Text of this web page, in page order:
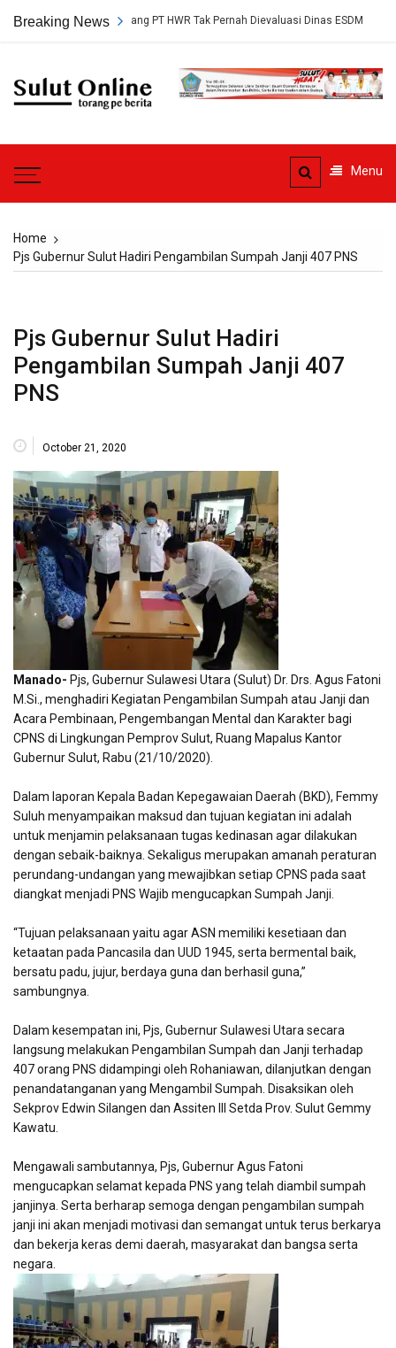
Breaking News
Tambang PT HWR Tak Pernah Dievaluasi Dinas ESDM
Sulut
Menu
Home
Pjs Gubernur Sulut Hadiri Pengambilan Sumpah Janji 407 PNS
Pjs Gubernur Sulut Hadiri
Pengambilan Sumpah Janji 407
PNS
October 21, 2020
Manado- Pjs, Gubernur Sulawesi Utara (Sulut) Dr. Drs. Agus Fatoni
M.Si., menghadiri Kegiatan Pengambilan Sumpah atau Janji dan
Acara Pembinaan, Pengembangan Mental dan Karakter bagi
CPNS di Lingkungan Pemprov Sulut, Ruang Mapalus Kantor
Gubernur Sulut, Rabu (21/10/2020).
Dalam laporan Kepala Badan Kepegawaian Daerah (BKD), Femmy
Suluh menyampaikan maksud dan tujuan kegiatan ini adalah
untuk menjamin pelaksanaan tugas kedinasan agar dilakukan
dengan sebaik-baiknya. Sekaligus merupakan amanah peraturan
perundang-undangan yang mewajibkan setiap CPNS pada saat
diangkat menjadi PNS Wajib mengucapkan Sumpah Janji.
“Tujuan pelaksanaan yaitu agar ASN memiliki kesetiaan dan
ketaatan pada Pancasila dan UUD 1945, serta bermental baik,
bersatu padu, jujur, berdaya guna dan berhasil guna,”
sambungnya.
Dalam kesempatan ini, Pjs, Gubernur Sulawesi Utara secara
langsung melakukan Pengambilan Sumpah dan Janji terhadap
407 orang PNS didampingi oleh Rohaniawan, dilanjutkan dengan
penandatanganan yang Mengambil Sumpah. Disaksikan oleh
Sekprov Edwin Silangen dan Assiten III Setda Prov. Sulut Gemmy
Kawatu.
Mengawali sambutannya, Pjs, Gubernur Agus Fatoni
mengucapkan selamat kepada PNS yang telah diambil sumpah
janjinya. Serta berharap semoga dengan pengambilan sumpah
janji ini akan menjadi motivasi dan semangat untuk terus berkarya
dan bekerja keras demi daerah, masyarakat dan bangsa serta
negara.